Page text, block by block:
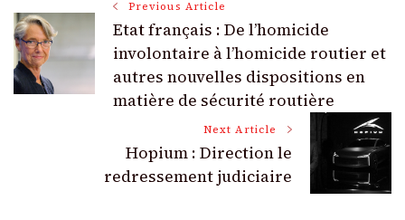
Post
Navigation
Previous Article
Etat français : De l’homicide
involontaire à l’homicide routier et
autres nouvelles dispositions en
matière de sécurité routière
Next Article
Hopium : Direction le
redressement judiciaire